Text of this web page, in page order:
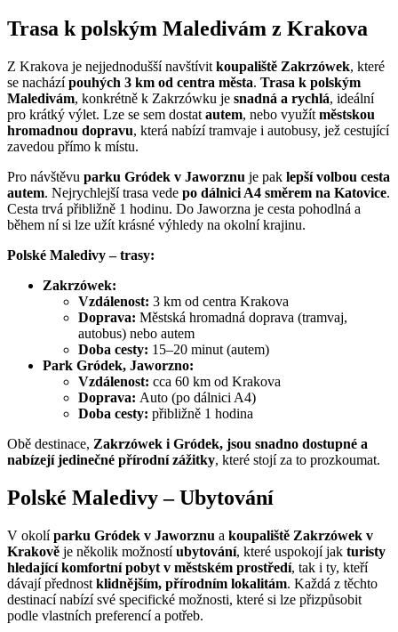
Trasa k polským Maledivám z Krakova
Z Krakova je nejjednodušší navštívit koupaliště Zakrzówek, které
se nacházípouhých 3 km od centra města. Trasa k polským
Maledivám, konkrétně k Zakrzówku je snadná a rychlá, ideální
pro krátký výlet. Lze se sem dostat autem, nebo využít městskou
hromadnou dopravu, která nabízí tramvaje i autobusy, jež cestující
zavedou přímo k místu.
Pro návštěvu parku Gródek v Jaworznu je pak lepší volbou cesta
autem. Nejrychlejší trasa vede po dálnici A4 směrem na Katovice.
Cesta trvá přibližně 1 hodinu. Do Jaworzna je cesta pohodlná a
během ní si lze užít krásné výhledy na okolní krajinu.
Polské Maledivy – trasy:
Zakrzówek:
Vzdálenost: 3 km od centra Krakova
Doprava: Městská hromadná doprava (tramvaj,
autobus) nebo autem
Doba cesty: 15–20 minut (autem)
Park Gródek, Jaworzno:
Vzdálenost: cca 60 km od Krakova
Doprava: Auto (po dálnici A4)
Doba cesty: přibližně 1 hodina
Obě destinace, Zakrzówek i Gródek, jsou snadno dostupné a
nabízejí jedinečné přírodní zážitky, které stojí za to prozkoumat.
Polské Maledivy – Ubytování
V okolíparku Gródek v Jaworznu a koupaliště Zakrzówek v
Krakově je několik možnostíubytování, které uspokojí jak turisty
hledající komfortní pobyt v městském prostředí, tak i ty, kteří
dávají přednost klidnějším, přírodním lokalitám. Každá z těchto
destinací nabízí své specifické možnosti, které si lze přizpůsobit
podle vlastních preferencí a potřeb.